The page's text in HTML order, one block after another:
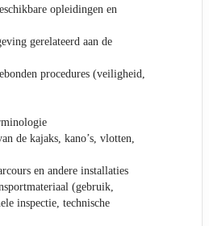
opleidingen en
gerelateerd aan de
procedures (veiligheid,
de kajaks, kano’s, vlotten,
en andere installaties
(gebruik,
inspectie, technische